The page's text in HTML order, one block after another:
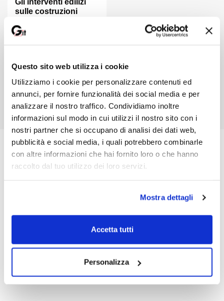
Questo sito web utilizza i cookie
Utilizziamo i cookie per personalizzare contenuti ed
annunci, per fornire funzionalità dei social media e per
analizzare il nostro traffico. Condividiamo inoltre
informazioni sul modo in cui utilizzi il nostro sito con i
nostri partner che si occupano di analisi dei dati web,
pubblicità e social media, i quali potrebbero combinarle
con altre informazioni che hai fornito loro o che hanno
raccolto dal tuo utilizzo dei loro servizi.
Mostra dettagli
Accetta tutti
Personalizza
Gli interventi edilizi
sulle costruzioni
di:
Vedi
Spedizione in 24/72 ore
Oltre 6000 edizioni a catalogo
Scarica quiil catalogo aggiornato